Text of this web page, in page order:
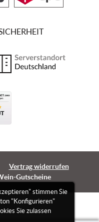
stimmen Sie
"Konfigurieren"
Sie zulassen
Vertrag widerrufen
Gutscheine